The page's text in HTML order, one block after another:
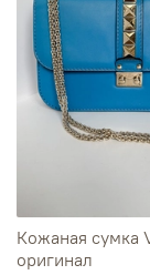
Кожаная сумка
оригинал